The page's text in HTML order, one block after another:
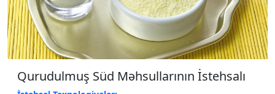
Qurudulmuş Süd Məhsullarının İstehsalı